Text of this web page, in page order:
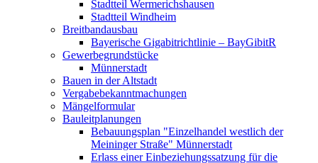
Stadtteil Wermerichshausen
Stadtteil Windheim
Breitbandausbau
Bayerische Gigabitrichtlinie – BayGibitR
Gewerbegrundstücke
Münnerstadt
Bauen in der Altstadt
Vergabebekanntmachungen
Mängelformular
Bauleitplanungen
Bebauungsplan "Einzelhandel westlich der
Meininger Straße" Münnerstadt
Erlass einer Einbeziehungssatzung für die